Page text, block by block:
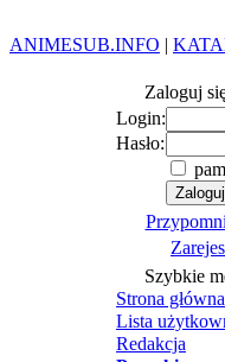
ANIMESUB.INFO |
Zaloguj
Login:
Hasło:
Szybkie
Strona główna
Lista
Redakcja